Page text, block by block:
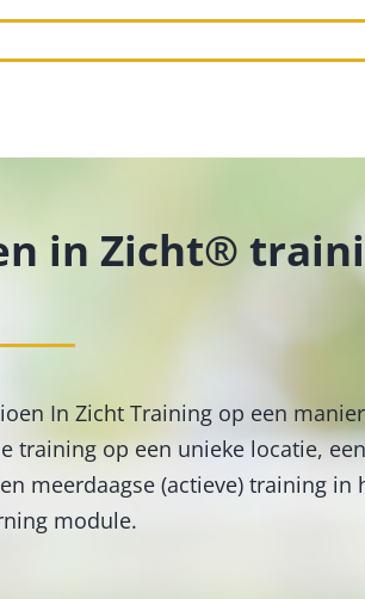
in Zicht®
In Zicht Training op een
training op een unieke locatie,
meerdaagse (actieve) training in
module.